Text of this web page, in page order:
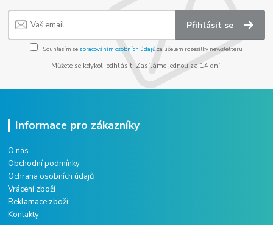
Přihlásit se
Souhlasím se zpracováním osobních údajůza účelem rozesílky newsletteru.
Můžete se kdykoli odhlásit. Zasíláme jednou za 14 dní.
Informace pro zákazníky
O nás
Obchodní podmínky
Ochrana osobních údajů
Vrácení zboží
Reklamace zboží
Kontakty